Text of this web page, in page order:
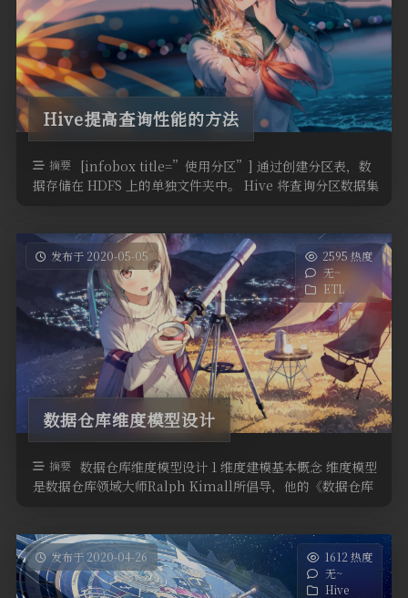
Hive提高查询性能的方法
摘要
[infobox title=”使用分区”] 通过创建分区表，数
据存储在 HDFS 上的单独文件夹中。 Hive 将查询分区数据集
发布于 2020-05-05
2595 热度
无~
ETL
数据仓库维度模型设计
摘要 数据仓库维度模型设计 1 维度建模基本概念 维度模型
是数据仓库领域大师Ralph Kimall所倡导，他的《数据仓库
发布于 2020-04-26
1612 热度
无~
Hive